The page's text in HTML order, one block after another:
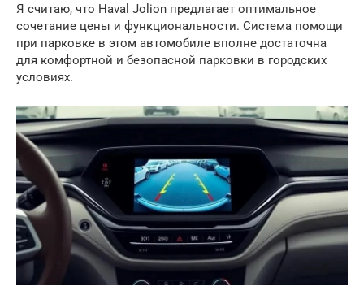
Я считаю, что Haval Jolion предлагает оптимальное
сочетание цены и функциональности. Система помощи
при парковке в этом автомобиле вполне достаточна
для комфортной и безопасной парковки в городских
условиях.